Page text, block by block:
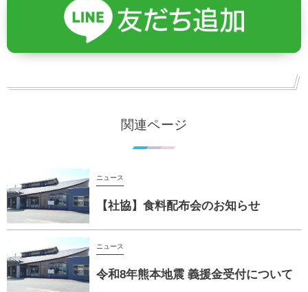
関連ページ
ニュース
【社協】食料配布会のお知らせ
ニュース
令和8年熊本地震 義援金受付について